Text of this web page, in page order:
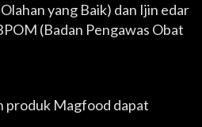
yang Baik) dan Ijin edar
(Badan Pengawas Obat
produk Magfood dapat